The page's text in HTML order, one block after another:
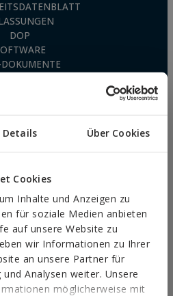
Details Über Cookies
Cookies
Inhalte und Anzeigen zu
für soziale Medien anbieten
auf unsere Website zu
wir Informationen zu Ihrer
an unsere Partner für
Analysen weiter. Unsere
möglicherweise mit
DOP